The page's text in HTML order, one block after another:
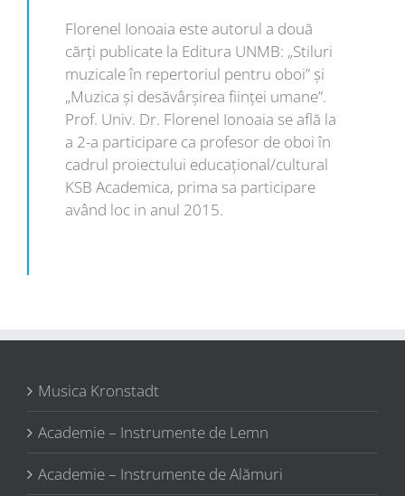
Florenel Ionoaia este autorul a două
cărţi publicate la Editura UNMB: „Stiluri
muzicale în repertoriul pentru oboi” şi
„Muzica şi desăvârşirea fiinţei umane”.
Prof. Univ. Dr. Florenel Ionoaia se află la
a 2-a participare ca profesor de oboi în
cadrul proiectului educațional/cultural
KSB Academica, prima sa participare
având loc in anul 2015.
Musica Kronstadt
Academie – Instrumente de Lemn
Academie – Instrumente de Alămuri